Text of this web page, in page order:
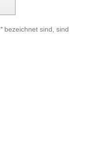
*bezeichnet sind, sind